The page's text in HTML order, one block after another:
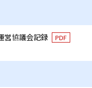
営協議会記録 PDF